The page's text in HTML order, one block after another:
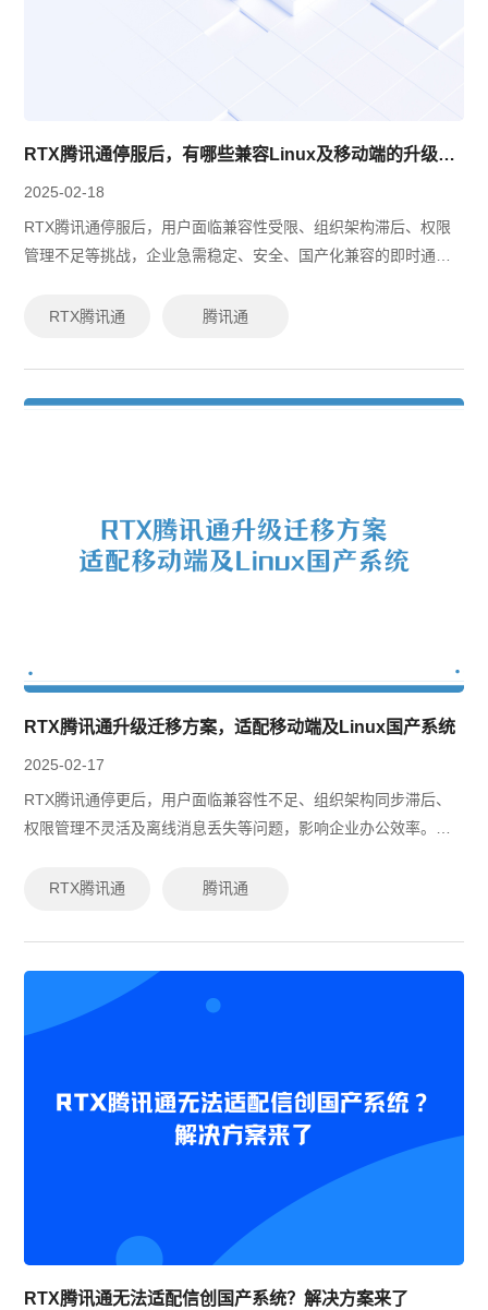
RTX腾讯通停服后，有哪些兼容Linux及移动端的升级途径？
2025-02-18
RTX腾讯通停服后，用户面临兼容性受限、组织架构滞后、权限
管理不足等挑战，企业急需稳定、安全、国产化兼容的即时通讯
无缝迁移、并行使用、多端适配...
RTX腾讯通 腾讯通
RTX腾讯通升级迁移方案，适配移动端及Linux国产系统
2025-02-17
RTX腾讯通停更后，用户面临兼容性不足、组织架构同步滞后、
权限管理不灵活及离线消息丢失等问题，影响企业办公效率。有
产系统适配、多端互通，确保平...
RTX腾讯通 腾讯通
RTX腾讯通无法适配信创国产系统？解决方案来了